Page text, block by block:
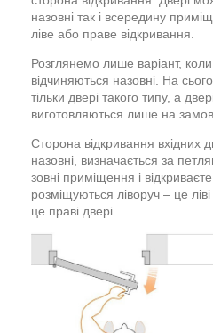
назовні так і всередину
ліве або праве відкривання.
Розглянемо лише варіант,
відчиняються назовні. На
тільки двері такого типу, а
виготовляються лише на
Сторона відкривання вхідних
назовні, визначається за
зовні приміщення і
розміщуються ліворуч – це
це праві двері.